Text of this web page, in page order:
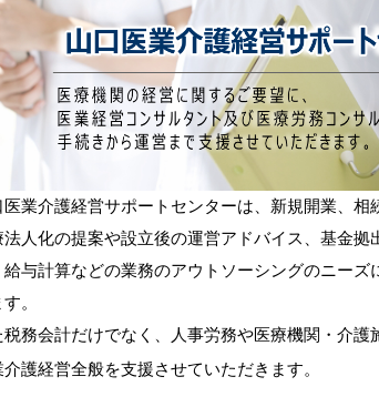
医業介護経営サポートセンターは、新規開業、相
法人化の提案や設立後の運営アドバイス、基金拠
給与計算などの業務のアウトソーシングのニーズ
。
税務会計だけでなく、人事労務や医療機関・介護
介護経営全般を支援させていただきます。